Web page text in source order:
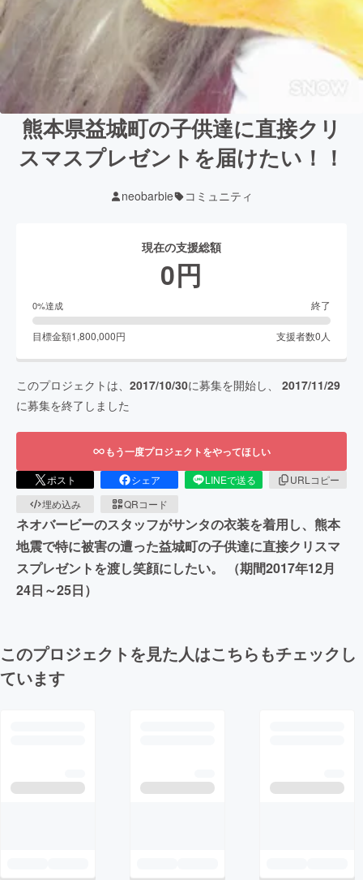
熊本県益城町の子供達に直接クリ
スマスプレゼントを届けたい！！
neobarbie コミュニティ
現在の支援総額
0円
0%達成 終了
目標金額1,800,000円 支援者数0 人
このプロジェクトは、 2017/10/30に募集を開始し、 2017/11/29
に募集を終了しました
もう一度プロジェクトをやってほしい
ポスト シェア LINEで送る
URLコピー
埋め込み
QRコード
ネオバービーのスタッフがサンタの衣装を着用し、熊本
地震で特に被害の遭った益城町の子供達に直接クリスマ
スプレゼントを渡し笑顔にしたい。 （期間2017年12月
24日～25日）
このプロジェクトを見た人はこちらもチェックし
ています